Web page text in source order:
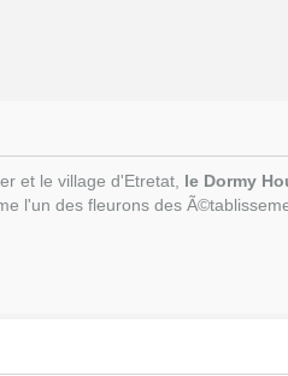
et le village d'Etretat, le Dormy
l'un des fleurons des